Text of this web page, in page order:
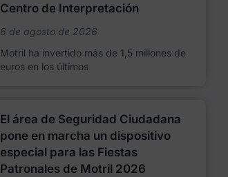
Centro de Interpretación
6 de agosto de 2026
Motril ha invertido más de 1,5 millones de
euros en los últimos
El área de Seguridad Ciudadana
pone en marcha un dispositivo
especial para las Fiestas
Patronales de Motril 2026